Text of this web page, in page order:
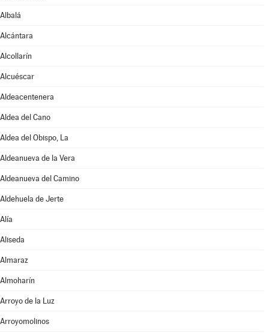
Albalá
Alcántara
Alcollarín
Alcuéscar
Aldeacentenera
Aldea del Cano
Aldea del Obispo, La
Aldeanueva de la Vera
Aldeanueva del Camino
Aldehuela de Jerte
Alía
Aliseda
Almaraz
Almoharín
Arroyo de la Luz
Arroyomolinos